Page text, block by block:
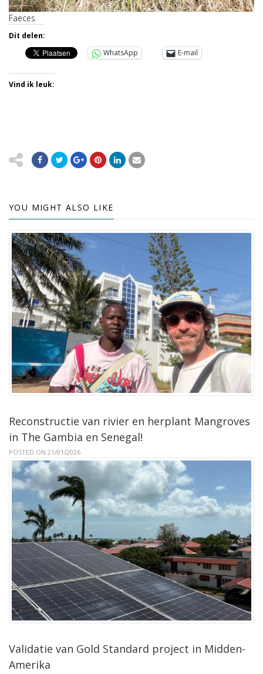
Faeces
Dit delen:
WhatsApp
E-mail
Vind ik leuk:
YOU MIGHT ALSO LIKE
Reconstructie van rivier en herplant Mangroves
in The Gambia en Senegal!
POSTED ON 21/01/2026
Validatie van Gold Standard project in Midden-
Amerika